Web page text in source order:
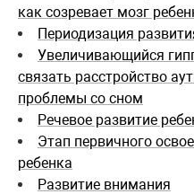
как созревает мозг
Периодизация
Увеличивающийся
связать расстройство
проблемы со сном
Речевое развитие
Этап первичного
ребенка
Развитие внимания